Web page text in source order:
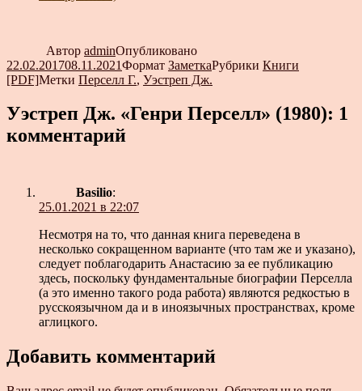
Автор adminОпубликовано
22.02.201708.11.2021Формат ЗаметкаРубрики Книги
[PDF]Метки Перселл Г., Уэстреп Дж.
Уэстреп Дж. «Генри Перселл» (1980): 1
комментарий
Basilio:
25.01.2021 в 22:07
Несмотря на то, что данная книга переведена в
несколько сокращенном варианте (что там же и указано),
следует поблагодарить Анастасию за ее публикацию
здесь, поскольку фундаментальные биографии Перселла
(а это именно такого рода работа) являются редкостью в
русскоязычном да и в иноязычных пространствах, кроме
аглицкого.
Добавить комментарий